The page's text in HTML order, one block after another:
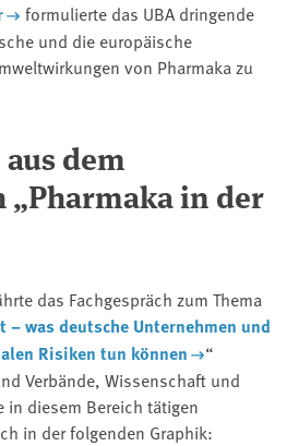
formulierte das UBA dringende
und die europäische
von Pharmaka zu
dem
„Pharmaka in der
das Fachgespräch zum Thema
– was deutsche Unternehmen und
Risiken tun können
“
Verbände, Wissenschaft und
in diesem Bereich tätigen
in der folgenden Graphik: